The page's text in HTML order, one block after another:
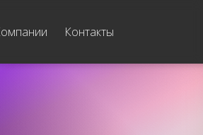
Контакты